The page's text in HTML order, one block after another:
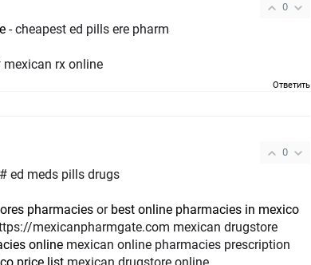
0
- cheapest ed pills ere pharm
rx online
Ответить
0
ed meds pills drugs
pharmacies or best online pharmacies in mexico
mexicanpharmgate.com mexican drugstore
online mexican online pharmacies prescription